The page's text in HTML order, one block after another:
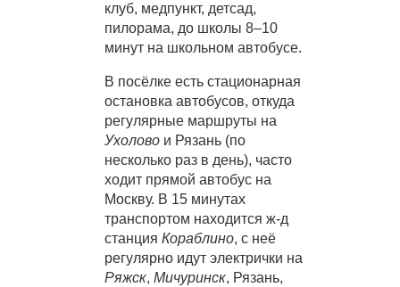
клуб, медпункт, детсад,
пилорама, до школы 8–10
минут на школьном автобусе.
В посёлке есть стационарная
остановка автобусов, откуда
регулярные маршруты на
Ухоловои Рязань (по
несколько раз в день), часто
ходит прямой автобус на
Москву. В 15 минутах
транспортом находится ж-д
станция Кораблино, с неё
регулярно идут электрички на
Ряжск, Мичуринск, Рязань,